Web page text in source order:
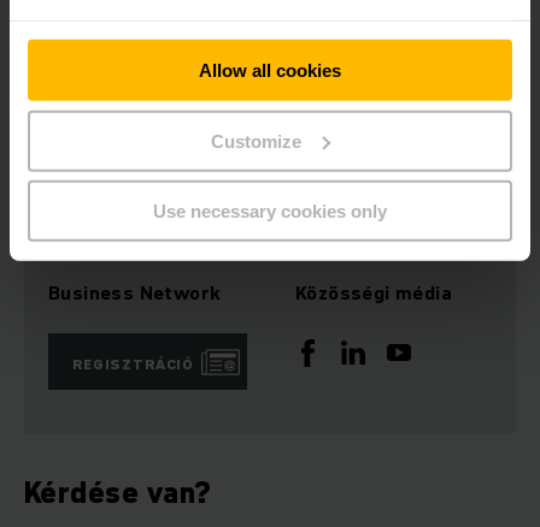
Allow all cookies
Customize
Use necessary cookies only
Business Network
REGISZTRÁCIÓ
Közösségi média
Kérdése van?